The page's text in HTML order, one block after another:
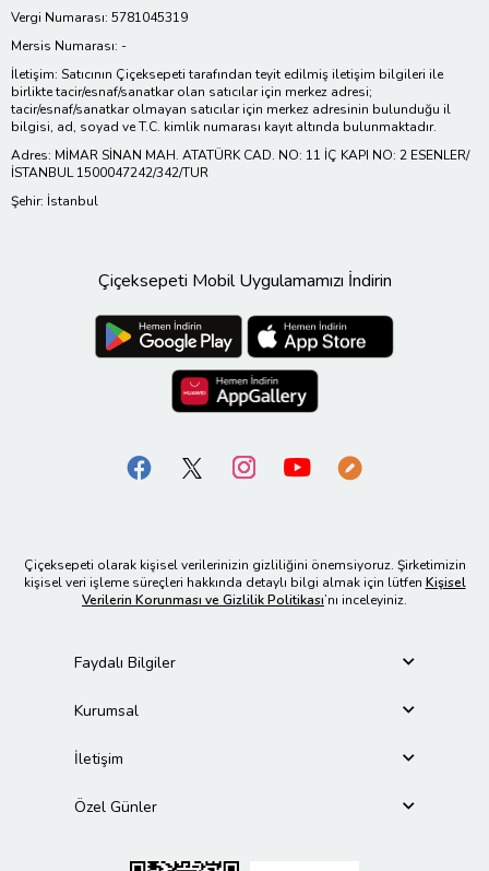
Vergi Numarası: 5781045319
Mersis Numarası: -
İletişim: Satıcının Çiçeksepeti tarafından teyit edilmiş iletişim bilgileri ile
birlikte tacir/esnaf/sanatkar olan satıcılar için merkez adresi;
tacir/esnaf/sanatkar olmayan satıcılar için merkez adresinin bulunduğu il
bilgisi, ad, soyad ve T.C. kimlik numarası kayıt altında bulunmaktadır.
Adres: MİMAR SİNAN MAH. ATATÜRK CAD. NO: 11 İÇ KAPI NO: 2 ESENLER/
İSTANBUL 1500047242/342/TUR
Şehir: İstanbul
Çiçeksepeti Mobil Uygulamamızı İndirin
Çiçeksepeti olarak kişisel verilerinizin gizliliğini önemsiyoruz. Şirketimizin
kişisel veri işleme süreçleri hakkında detaylı bilgi almak için lütfen Kişisel
Verilerin Korunması ve Gizlilik Politikası’nı inceleyiniz.
Faydalı Bilgiler
Kurumsal
İletişim
Özel Günler